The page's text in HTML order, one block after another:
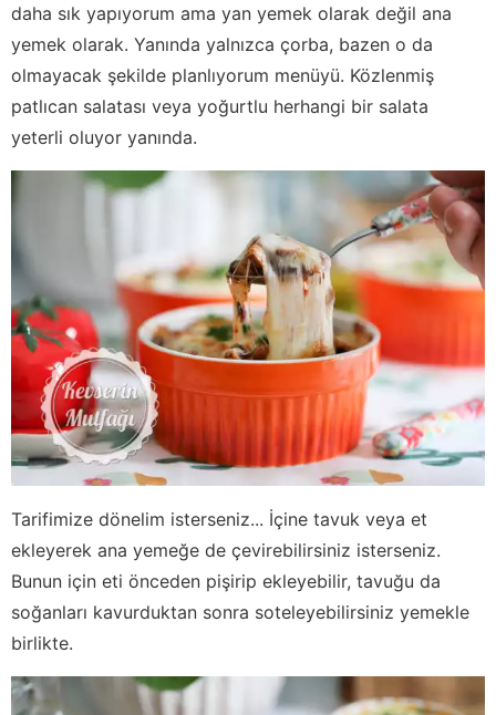
daha sık yapıyorum ama yan yemek olarak değil ana
yemek olarak. Yanında yalnızca çorba, bazen o da
olmayacak şekilde planlıyorum menüyü. Közlenmiş
patlıcan salatası veya yoğurtlu herhangi bir salata
yeterli oluyor yanında.
Tarifimize dönelim isterseniz... İçine tavuk veya et
ekleyerek ana yemeğe de çevirebilirsiniz isterseniz.
Bunun için eti önceden pişirip ekleyebilir, tavuğu da
soğanları kavurduktan sonra soteleyebilirsiniz yemekle
birlikte.